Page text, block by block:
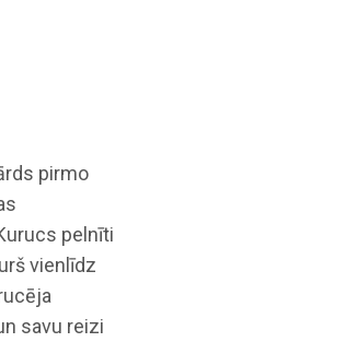
pirmo
pelnīti
vienlīdz
savu reizi